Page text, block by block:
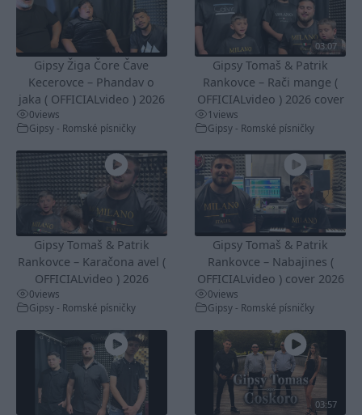
Gipsy Žiga Čore Čave
Kecerovce – Phandav o
jaka ( OFFICIALvideo ) 2026
0views
Gipsy - Romské písničky
03:07
Gipsy Tomaš & Patrik
Rankovce – Rači mange (
OFFICIALvideo ) 2026 cover
1views
Gipsy - Romské písničky
Gipsy Tomaš & Patrik
Rankovce – Karačona avel (
OFFICIALvideo ) 2026
0views
Gipsy - Romské písničky
Gipsy Tomaš & Patrik
Rankovce – Nabajines (
OFFICIALvideo ) cover 2026
0views
Gipsy - Romské písničky
03:57